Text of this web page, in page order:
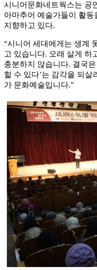
시니어문화네트웍스는 공
아마추어 예술가들이 활
지향하고 있다.
“시니어 세대에게는 생계
고 있습니다. 오래 살게 하
충분하지 않습니다. 결국
할 수 있다’는 감각을 되살
가 문화예술입니다.”